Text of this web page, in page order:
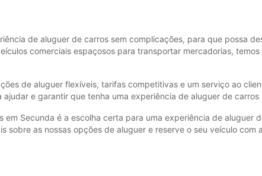
de aluguer de carros sem complicações, para que possa
comerciais espaçosos para transportar mercadorias,
de aluguer flexíveis, tarifas competitivas e um serviço ao
e garantir que tenha uma experiência de aluguer de carros
em Secunda é a escolha certa para uma experiência de aluguer
sobre as nossas opções de aluguer e reserve o seu veículo com